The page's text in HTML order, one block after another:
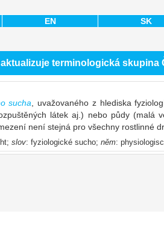
EN SK
terminologická
sucha , uvažovaného z hlediska
látek aj.) nebo půdy
není stejná pro všechny rostlinné
slov: fyziologické sucho; něm: